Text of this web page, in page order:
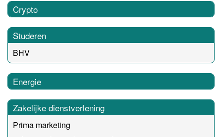
Crypto
Studeren
BHV
Energie
Zakelijke dienstverlening
Prima marketing